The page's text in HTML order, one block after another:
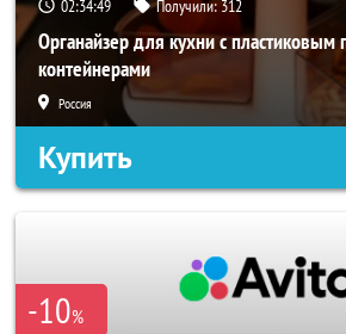
02:34:47 Получили: 312
Органайзер для кухни с пластиковым
контейнерами
Россия
Купить
-10%